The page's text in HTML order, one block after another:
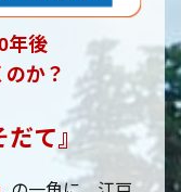
年後
か？
だて』